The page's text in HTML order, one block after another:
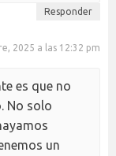
Responder
2025 a las 12:32 pm
es que no
No solo
un